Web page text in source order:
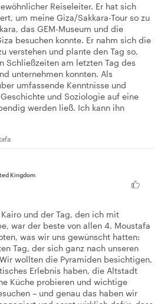
Reiseleiter. Er hat sich
um meine Giza/Sakkara-Tour so zu
das GEM-Museum und die
besuchen konnte. Er nahm sich die
verstehen und plante den Tag so,
Schließzeiten am letzten Tag des
unternehmen konnten. Als
umfassende Kenntnisse und
und Soziologie auf eine
werden ließ. Ich kann ihn
Kingdom
und der Tag, den ich mit
war der beste von allen 4. Moustafa
was wir uns gewünscht hatten:
Tag, der sich ganz nach unseren
wollten die Pyramiden besichtigen,
Erlebnis haben, die Altstadt
Küche probieren und wichtige
– und genau das haben wir